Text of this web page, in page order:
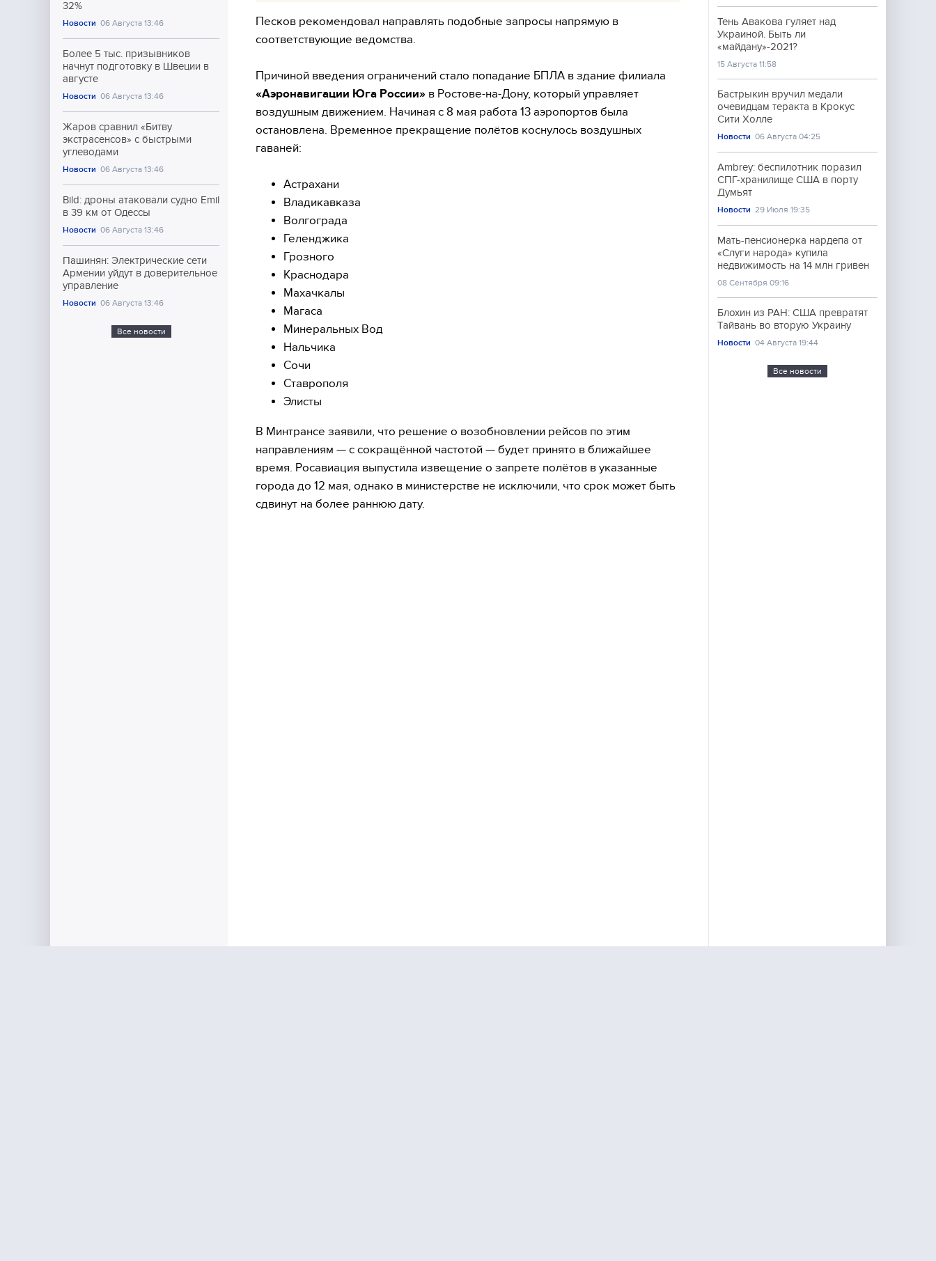
32%
Новости 06 Августа 13:46
Более 5 тыс. призывников
начнут подготовку в Швеции в
августе
Новости 06 Августа 13:46
Жаров сравнил «Битву
экстрасенсов» с быстрыми
углеводами
Новости 06 Августа 13:46
Bild: дроны атаковали судно Emil
в 39 км от Одессы
Новости 06 Августа 13:46
Пашинян: Электрические сети
Армении уйдут в доверительное
управление
Новости 06 Августа 13:46
Все новости
Песков рекомендовал направлять подобные запросы напрямую в
соответствующие ведомства.
Причиной введения ограничений стало попадание БПЛА в здание филиала
«Аэронавигации Юга России» в Ростове-на-Дону, который управляет
воздушным движением. Начиная с 8 мая работа 13 аэропортов была
остановлена. Временное прекращение полётов коснулось воздушных
гаваней:
Астрахани
Владикавказа
Волгограда
Геленджика
Грозного
Краснодара
Махачкалы
Магаса
Минеральных Вод
Нальчика
Сочи
Ставрополя
Элисты
В Минтрансе заявили, что решение о возобновлении рейсов по этим
направлениям — с сокращённой частотой — будет принято в ближайшее
время. Росавиация выпустила извещение о запрете полётов в указанные
города до 12 мая, однако в министерстве не исключили, что срок может быть
сдвинут на более раннюю дату.
Тень Авакова гуляет над
Украиной. Быть ли
«майдану»-2021?
15 Августа 11:58
Бастрыкин вручил медали
очевидцам теракта в Крокус
Сити Холле
Новости 06 Августа 04:25
Ambrey: беспилотник поразил
СПГ-хранилище США в порту
Думьят
Новости 29 Июля 19:35
Мать-пенсионерка нардепа от
«Слуги народа» купила
недвижимость на 14 млн гривен
08 Сентября 09:16
Блохин из РАН: США превратят
Тайвань во вторую Украину
Новости 04 Августа 19:44
Все новости